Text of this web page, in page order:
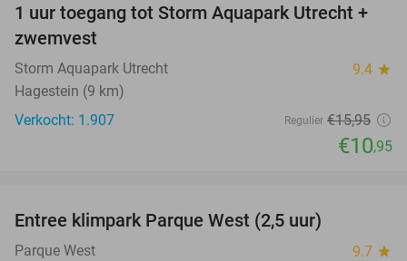
31%
1 uur toegang tot Storm Aquapark Utrecht +
zwemvest
Storm Aquapark Utrecht 9.4 star
Hagestein (9 km)
Verkocht: 1.907
Regulier €15,95
€10,95
Entree klimpark Parque West (2,5 uur)
Parque West 9.7 star